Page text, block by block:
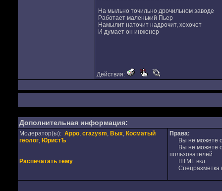
На мыльно точильно дрочильном заводе
Работает маленький Пьер
Намылит наточит надрочит, хохочет
И думает он инженер
Действия:
Дополнительная информация:
Модератор(ы): Appo, crazysm, Вых, Косматый
геолог, ЮристЪ
Распечатать тему
Права:
Вы не можете
Вы не можете
пользователей
HTML вкл.
Спецразметка